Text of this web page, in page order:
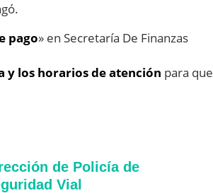
pago» en Secretaría De Finanzas
y los horarios de atención para que
de Policía de
Vial